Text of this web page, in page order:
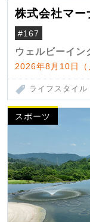
株式会社マー
#167
ウェルビーイン
2026年8月10日
ライフスタイル
スポーツ